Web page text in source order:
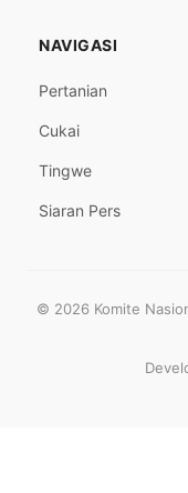
NAVIGASI
Pertanian
Cukai
Tingwe
Siaran Pers
© 2026 Komite